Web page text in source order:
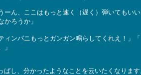
うーん、ここはもっと速く（遅く）弾いてもい
かろうか」
ティンパニもっとガンガン鳴らしてくれえ！」
」
ぱし、分かったようなことを云いたくなりま